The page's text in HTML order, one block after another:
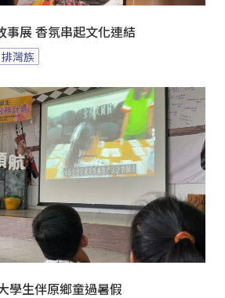
事展 香氛串起文化連結
排灣族
學生伴原鄉童過暑假